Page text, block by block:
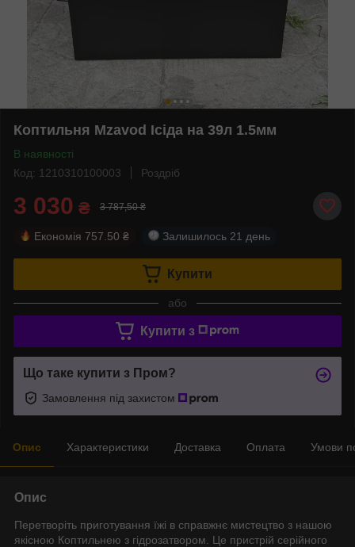
Коптильня Mzavod Ісіда на 39л 1.5мм
В наявності
Код: 1210310100003
Роздріб
3 030 ₴ 3 787,50 ₴
Економія 757.50 ₴ Залишилось 21 день
Купити
або
Купити з
Що таке купити з Пром?
Замовлення під захистом
Опис Характеристики Доставка Оплата Умови
Опис
Перетворіть приготування їжі в справжнє мистецтво з нашою
якісною Коптильнею з гідрозатвором. Це пристрій серійного